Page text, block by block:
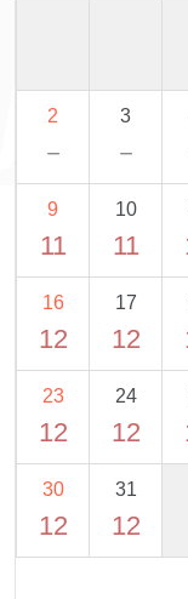
2
－
3
－
9
11
10
11
16
12
17
12
23
12
24
12
30
12
31
12